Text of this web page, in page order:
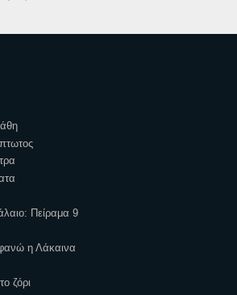
Πείραμα 9
η Λάκαινα
ζόρι